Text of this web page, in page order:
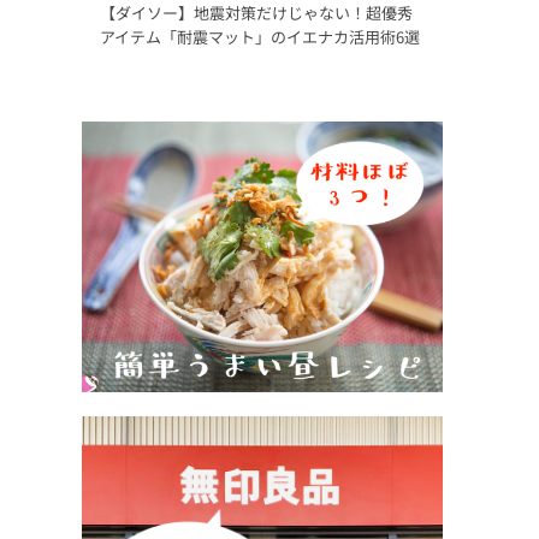
【ダイソー】地震対策だけじゃない！超優秀
アイテム「耐震マット」のイエナカ活用術6選